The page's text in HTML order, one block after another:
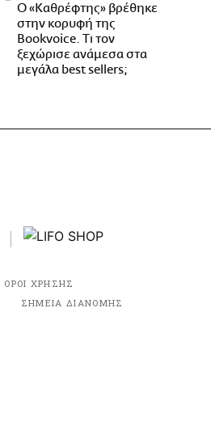
Ο «Καθρέφτης» βρέθηκε
στην κορυφή της
Bookvoice. Τι τον
ξεχώρισε ανάμεσα στα
μεγάλα best sellers;
ΟΡΟΙ ΧΡΗΣΗΣ
ΣΗΜΕΙΑ ΔΙΑΝΟΜΗΣ